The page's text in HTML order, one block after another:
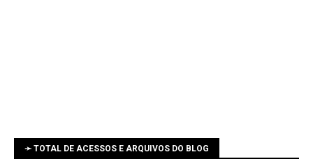
➛ TOTAL DE ACESSOS E ARQUIVOS DO BLOG